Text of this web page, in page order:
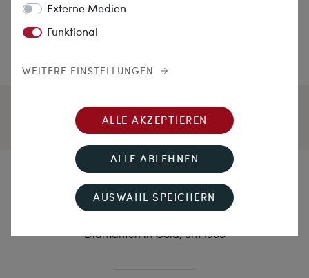
Funkelnde Umarmung
Diamanten in Gold, um 1985
Externe Medien
Funktional
WEITERE EINSTELLUNGEN
ALLE AKZEPTIEREN
ALLE ABLEHNEN
AUSWAHL SPEICHERN